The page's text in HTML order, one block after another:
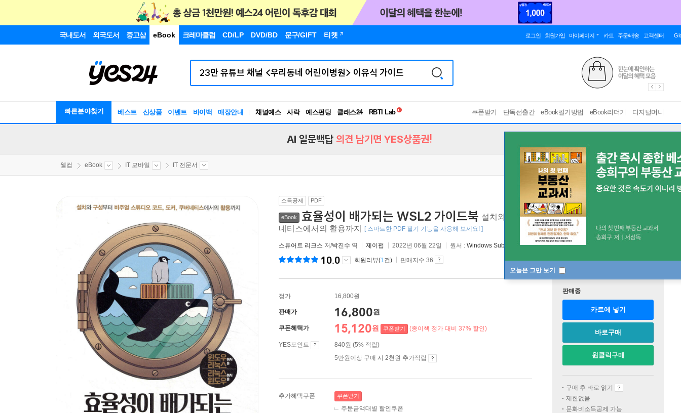
국내도서 외국도서 중고샵 eBook 크레마클럽 CD/LP DVD/BD 문구/GIFT 티켓 로그인 회원가입 마이페이지 카트 주문/배송 고객센터
빠른분야찾기 베스트 신상품 이벤트 바이백 매장안내 채널예스 사락 예스펀딩 클래스24
독서유형검사
쿠폰받기 단독선출간 eBook필기방법 eBook리더기 디지털머니
오늘은 그만 보기
AI 일문백답 의견 남기면 YES상품권!
웰컴 eBook IT 모바일 IT 전문서
소득공제 PDF
eBook 효율성이 배가되는 WSL2 가이드북 설치와 구성부터 비주얼 스튜디오 코드, 도커, 쿠버
네티스에서의 활용까지
[ 스마트한 PDF 필기 기능을 사용해 보세요! ]
스튜어트 리크스 저/박진수 역 제이펍 2022년 06월 22일 원서 : Windows Subsystem for Linux 2 (WSL 2) Tips, Tricks, and Techniques
10.0 회원리뷰(1건) 판매지수 36
정가 16,800원
판매가 16,800원
쿠폰혜택가 15,120원 쿠폰받기 (종이책 정가 대비 37% 할인)
YES포인트
840원 (5% 적립)
5만원이상 구매 시 2천원 추가적립
추가혜택쿠폰 쿠폰받기
주문금액대별 할인쿠폰
판매중
카트에 넣기
바로구매
원클릭구매
구매 후 바로 읽기
제한없음
문화비소득공제 가능